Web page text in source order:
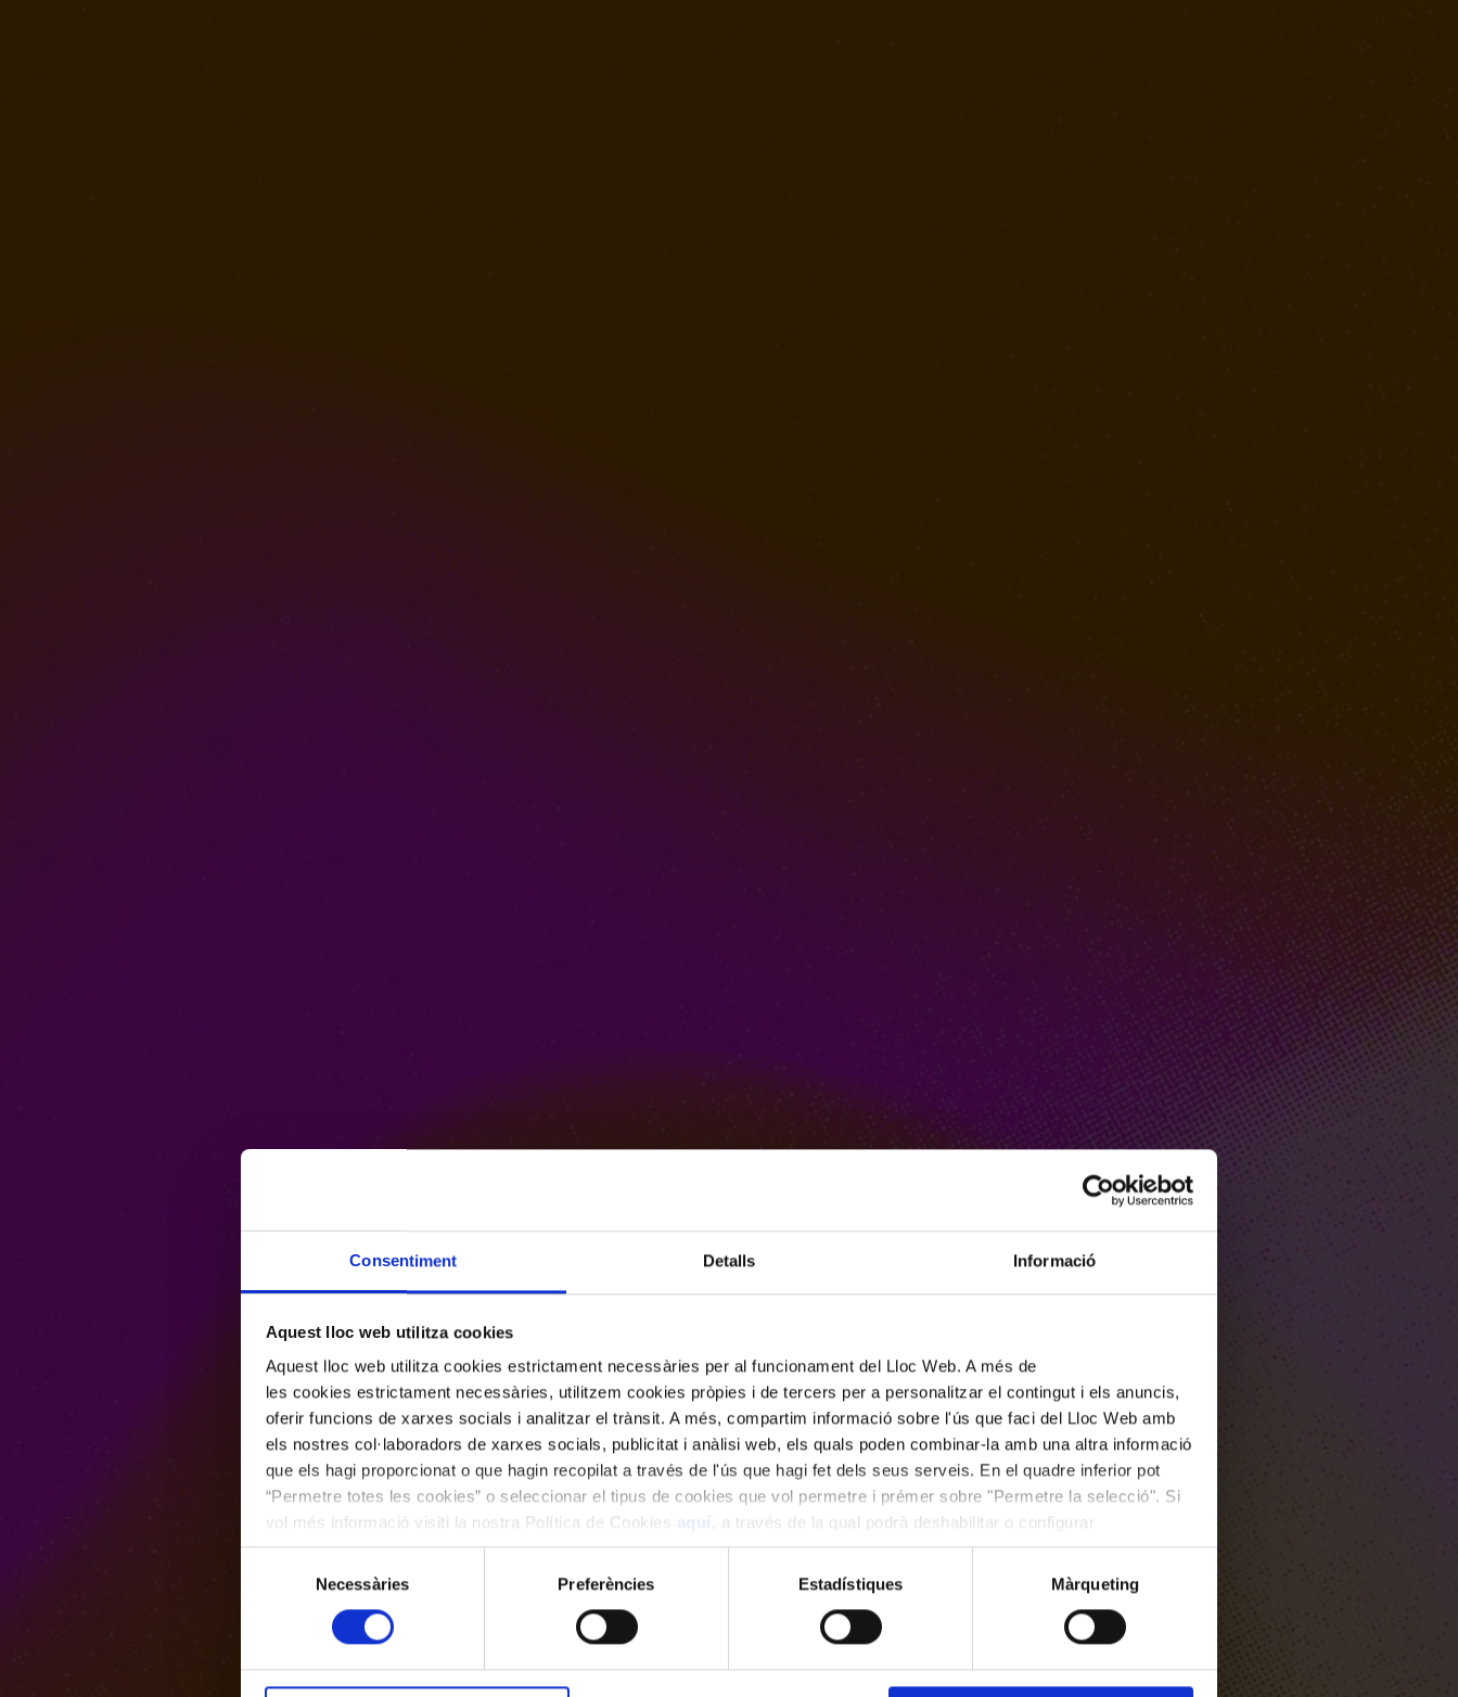
Consentiment Detalls Informació
Aquest lloc web utilitza cookies
Aquest lloc web utilitza cookies estrictament necessàries per al funcionament del Lloc Web. A més de
les cookies estrictament necessàries, utilitzem cookies pròpies i de tercers per a personalitzar el contingut i els anuncis,
oferir funcions de xarxes socials i analitzar el trànsit. A més, compartim informació sobre l'ús que faci del Lloc Web amb
els nostres col·laboradors de xarxes socials, publicitat i anàlisi web, els quals poden combinar-la amb una altra informació
que els hagi proporcionat o que hagin recopilat a través de l'ús que hagi fet dels seus serveis. En el quadre inferior pot
“Permetre totes les cookies” o seleccionar el tipus de cookies que vol permetre i prémer sobre "Permetre la selecció". Si
vol més informació visiti la nostra Política de Cookies aquí
, a través de la qual podrà deshabilitar o configurar
les cookies en qualsevol moment.
consentiment
Necessàries Preferències Estadístiques Màrqueting